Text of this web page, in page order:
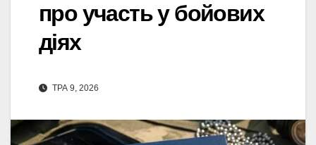
про участь у бойових
діях
ТРА 9, 2026